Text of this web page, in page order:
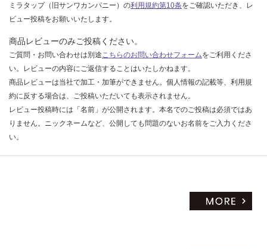
ミラタップ（旧サンワカンパニー）の利用規約第10条をご確認いただき、レ
ビュー投稿をお願いいたします。
商品レビューのみご投稿ください。
ご質問・お問い合わせは別途こちらのお問い合わせフォームをご利用くださ
い。レビューの内容にご返信することはいたしかねます。
商品レビューは当社で加工・加筆ができません。個人情報の記載等、利用規
約に反する場合は、ご投稿いただいても表示されません。
レビュー投稿時には「名前」が公開されます。本名でのご投稿は必須ではあ
りません。ニックネームなど、公開しても問題のないお名前をご入力くださ
い。